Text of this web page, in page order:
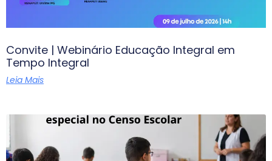
Convite | Webinário Educação Integral em
Tempo Integral
Leia Mais